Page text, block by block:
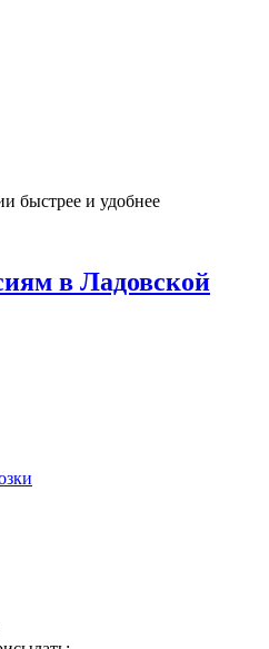
быстрее и удобнее
в Ладовской